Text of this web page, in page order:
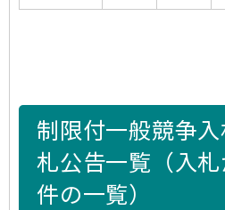
制限付一般競争
札公告一覧（入
件の一覧）